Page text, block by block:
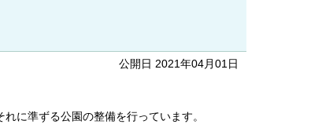
公開日 2021年04月01日
に準ずる公園の整備を行っています。